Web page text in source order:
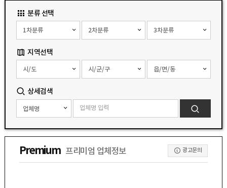
분류 선택
지역선택
상세검색
Premium 프리미엄 업체정보 광고문의